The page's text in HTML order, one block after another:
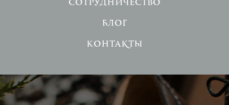
Сотрудничество
Блог
Контакты